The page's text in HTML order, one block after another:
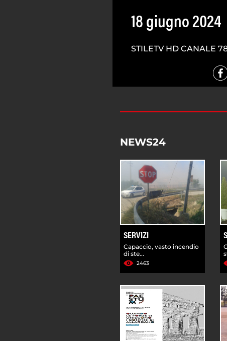
18 giugno 2024
STILETV HD CANALE
NEWS24
SERVIZI
Capaccio, vasto incendio
di ste...
2463